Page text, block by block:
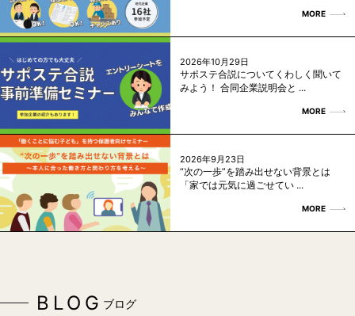
MORE
2026年10月29日
サポステ合説についてくわしく聞いて
みよう！ 合同企業説明会と ...
MORE
2026年9月23日
“次の一歩”を踏み出せない背景とは
「家では元気に過ごせてい ...
MORE
BLOG ブログ